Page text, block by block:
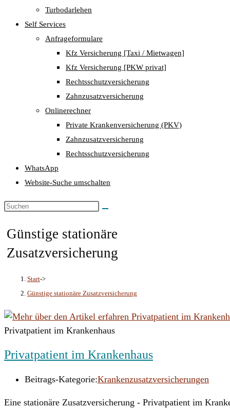
Turbodarlehen
Self Services
Anfrageformulare
Kfz Versicherung [Taxi / Mietwagen]
Kfz Versicherung [PKW privat]
Rechtsschutzversicherung
Zahnzusatzversicherung
Onlinerechner
Private Krankenversicherung (PKV)
Zahnzusatzversicherung
Rechtsschutzversicherung
WhatsApp
Website-Suche umschalten
Günstige stationäre
Zusatzversicherung
Start->
Günstige stationäre Zusatzversicherung
Privatpatient im Krankenhaus
Privatpatient im Krankenhaus
Beitrags-Kategorie:Krankenzusatzversicherungen
Eine stationäre Zusatzversicherung - Privatpatient im